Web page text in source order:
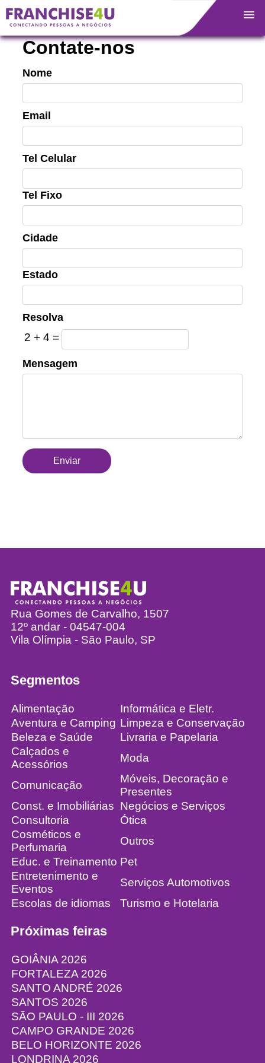
+
Contate-nos
Nome
Email
Tel Celular
Tel Fixo
Cidade
Estado
Resolva
2 + 4 =
Mensagem
Rua Gomes de Carvalho, 1507
12º andar - 04547-004
Vila Olímpia - São Paulo, SP
Segmentos
Alimentação
Informática e Eletr.
Aventura e Camping Limpeza e Conservação
Beleza e Saúde
Livraria e Papelaria
Calçados e
Acessórios
Moda
Comunicação
Móveis, Decoração e
Presentes
Const. e Imobiliárias Negócios e Serviços
Consultoria
Ótica
Cosméticos e
Perfumaria
Outros
Educ. e Treinamento Pet
Entretenimento e
Eventos
Serviços Automotivos
Escolas de idiomas
Turismo e Hotelaria
Próximas feiras
GOIÂNIA 2026
FORTALEZA 2026
SANTO ANDRÉ 2026
SANTOS 2026
SÃO PAULO - III 2026
CAMPO GRANDE 2026
BELO HORIZONTE 2026
LONDRINA 2026